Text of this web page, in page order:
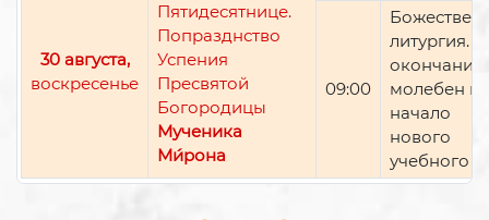
30 августа,
воскресенье
Пятидесятнице.
Попразднство
Успения
Пресвятой
Богородицы
Мученика
Ми́рона
09:00
литургия.
окончании
молебен
начало
нового
учебного